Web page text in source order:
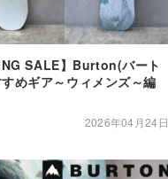
SALE】Burton(バート
めギア～ウィメンズ～編
2026年04月24日